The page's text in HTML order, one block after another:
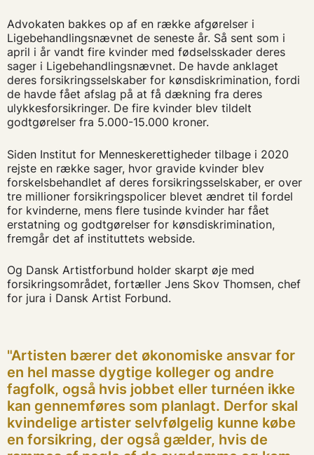
Advokaten bakkes op af en række afgørelser i
Ligebehandlingsnævnet de seneste år. Så sent som i
april i år vandt fire kvinder med fødselsskader deres
sager i Ligebehandlingsnævnet. De havde anklaget
deres forsikringsselskaber for kønsdiskrimination, fordi
de havde fået afslag på at få dækning fra deres
ulykkesforsikringer. De fire kvinder blev tildelt
godtgørelser fra 5.000-15.000 kroner.
Siden Institut for Menneskerettigheder tilbage i 2020
rejste en række sager, hvor gravide kvinder blev
forskelsbehandlet af deres forsikringsselskaber, er over
tre millioner forsikringspolicer blevet ændret til fordel
for kvinderne, mens flere tusinde kvinder har fået
erstatning og godtgørelser for kønsdiskrimination,
fremgår det af instituttets webside.
Og Dansk Artistforbund holder skarpt øje med
forsikringsområdet, fortæller Jens Skov Thomsen, chef
for jura i Dansk Artist Forbund.
"Artisten bærer det økonomiske ansvar for
en hel masse dygtige kolleger og andre
fagfolk, også hvis jobbet eller turnéen ikke
kan gennemføres som planlagt. Derfor skal
kvindelige artister selvfølgelig kunne købe
en forsikring, der også gælder, hvis de